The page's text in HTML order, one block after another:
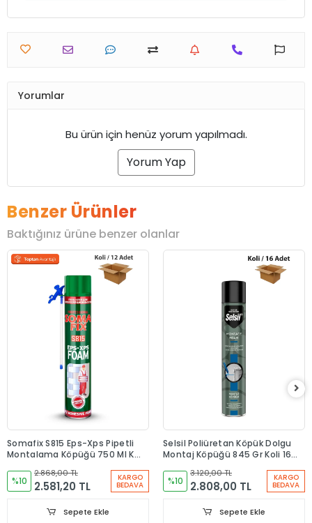
Yorumlar
Bu ürün için henüz yorum yapılmadı.
Yorum Yap
Benzer Ürünler
Baktığınız ürüne benzer olanlar
Somafix S815 Eps-Xps Pipetli
Montalama Köpüğü 750 Ml Koli
%10
2.868,00 TL
2.581,20 TL
KARGO
BEDAVA
Sepete Ekle
Selsil Poliüretan Köpük Dolgu
Montaj Köpüğü 845 Gr Koli 16
%10
3.120,00 TL
2.808,00 TL
KARGO
BEDAVA
Sepete Ekle